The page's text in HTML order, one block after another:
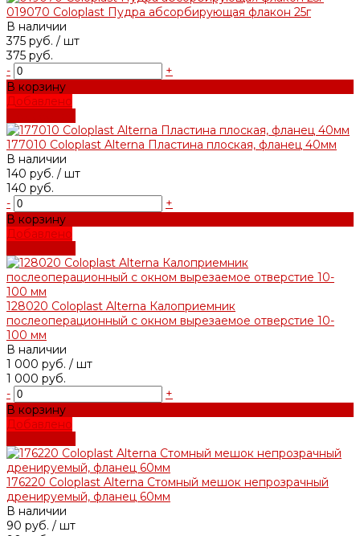
019070 Coloplast Пудра абсорбирующая флакон 25г
В наличии
375 руб. / шт
375 руб.
-
+
В корзину
Добавлено
177010 Coloplast Alterna Пластина плоская, фланец 40мм
В наличии
140 руб. / шт
140 руб.
-
+
В корзину
Добавлено
128020 Coloplast Alterna Калоприемник
послеоперационный с окном вырезаемое отверстие 10-
100 мм
В наличии
1 000 руб. / шт
1 000 руб.
-
+
В корзину
Добавлено
176220 Coloplast Alterna Стомный мешок непрозрачный
дренируемый, фланец 60мм
В наличии
90 руб. / шт